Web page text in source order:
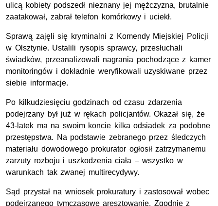
ulicą kobiety podszedł nieznany jej mężczyzna, brutalnie
zaatakował, zabrał telefon komórkowy i uciekł.
Sprawą zajęli się kryminalni z Komendy Miejskiej Policji
w Olsztynie. Ustalili rysopis sprawcy, przesłuchali
świadków, przeanalizowali nagrania pochodzące z kamer
monitoringów i dokładnie weryfikowali uzyskiwane przez
siebie informacje.
Po kilkudziesięciu godzinach od czasu zdarzenia
podejrzany był już w rękach policjantów. Okazał się, że
43-latek ma na swoim koncie kilka odsiadek za podobne
przestępstwa. Na podstawie zebranego przez śledczych
materiału dowodowego prokurator ogłosił zatrzymanemu
zarzuty rozboju i uszkodzenia ciała – wszystko w
warunkach tak zwanej multirecydywy.
Sąd przystał na wniosek prokuratury i zastosował wobec
podejrzanego tymczasowe aresztowanie. Zgodnie z